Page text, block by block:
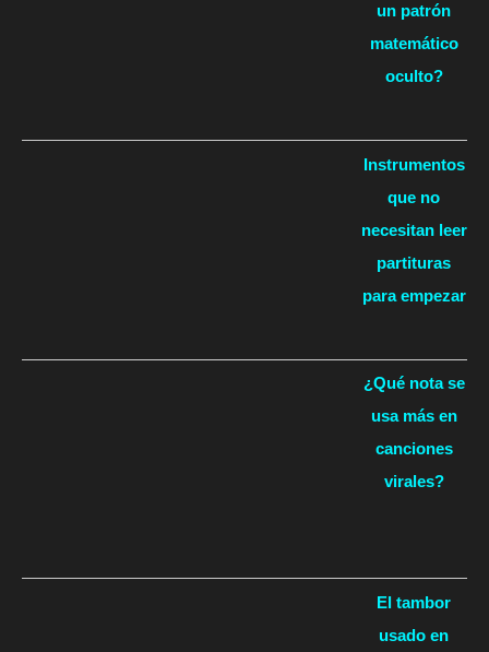
un patrón
matemático
oculto?
Instrumentos
que no
necesitan leer
partituras
para empezar
¿Qué nota se
usa más en
canciones
virales?
El tambor
usado en